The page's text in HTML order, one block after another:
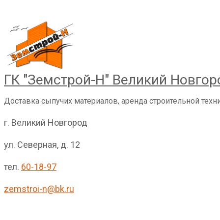
контенту
ГК "Земстрой-Н" Великий
Доставка сыпучих материалов, аренда строительной
г. Великий Новгород
ул. Северная, д. 12
тел. 60-18-97
zemstroi-n@bk.ru